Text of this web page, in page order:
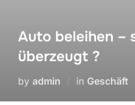
Auto beleihen –
überzeugt ?
by admin in Geschäft